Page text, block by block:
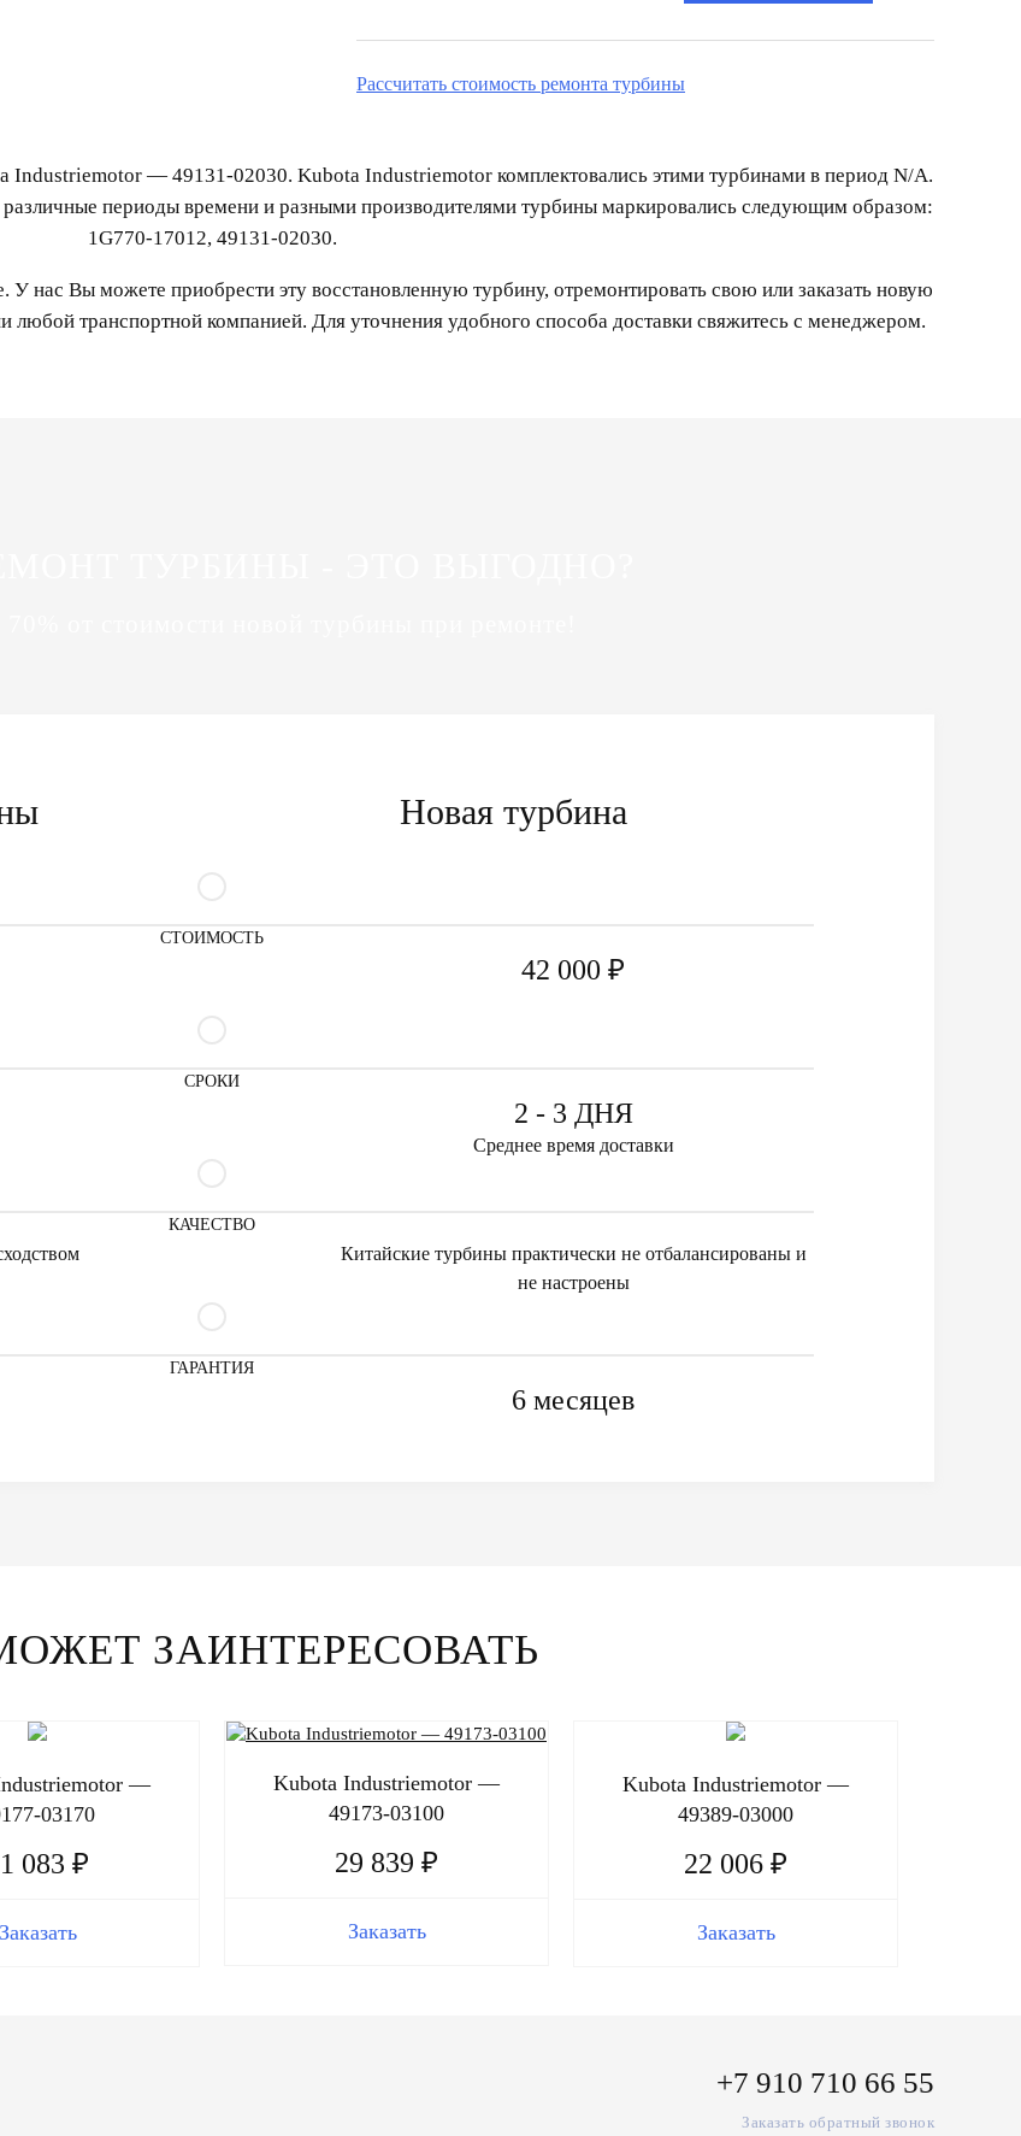
Рассчитать стоимость ремонта турбины
Industriemotor — 49131-02030. Kubota Industriemotor комплектовались этими турбинами в период N/A.
периоды времени и разными производителями турбины маркировались следующим образом:
1G770-17012, 49131-02030.
нас Вы можете приобрести эту восстановленную турбину, отремонтировать свою или заказать новую
любой транспортной компанией. Для уточнения удобного способа доставки свяжитесь с менеджером.
Новая турбина
СТОИМОСТЬ
42 000 ₽
СРОКИ
2 - 3 ДНЯ
Среднее время доставки
КАЧЕСТВО
Китайские турбины практически не отбалансированы и
не настроены
ГАРАНТИЯ
6 месяцев
ЗАИНТЕРЕСОВАТЬ
—
03170
083 ₽
Заказать
Kubota Industriemotor —
49173-03100
29 839 ₽
Заказать
Kubota Industriemotor —
49389-03000
22 006 ₽
Заказать
+7 910 710 66 55
Заказать обратный звонок